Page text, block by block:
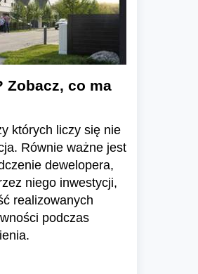
Zobacz, co ma
których liczy się nie
Równie ważne jest
dewelopera,
niego inwestycji,
realizowanych
podczas